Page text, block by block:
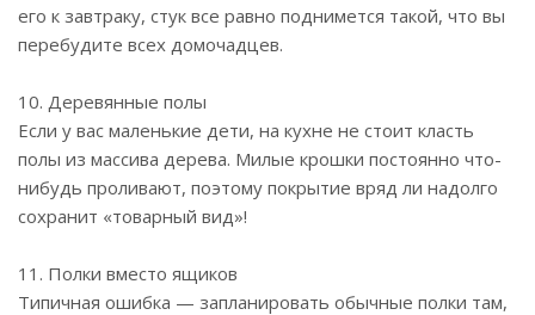
его к завтраку, стук все равно поднимется такой, что вы
перебудите всех домочадцев.
10. Деревянные полы
Если у вас маленькие дети, на кухне не стоит класть
полы из массива дерева. Милые крошки постоянно что-
нибудь проливают, поэтому покрытие вряд ли надолго
сохранит «товарный вид»!
11. Полки вместо ящиков
Типичная ошибка — запланировать обычные полки там,